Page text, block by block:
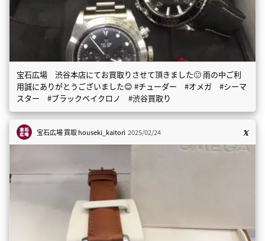
宝石広場 渋谷本店にてお買取りさせて頂きました🙂 雨の中ご利
用誠にありがとうございました😊 #チューダー #オメガ #シーマ
スター #ブラックベイクロノ #渋谷買取り
宝石広場 買取houseki_kaitori 2025/02/24